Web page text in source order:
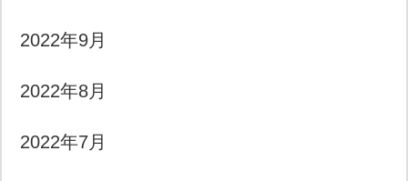
2022年9月
2022年8月
2022年7月